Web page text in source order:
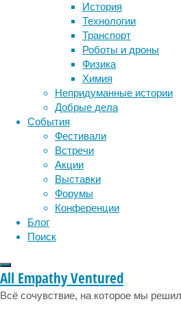
История
Технологии
Транспорт
Роботы и дроны
Физика
Химия
Непридуманные истории
Добрые дела
События
Фестивали
Встречи
Акции
Выставки
Форумы
Конференции
Блог
Поиск
All Empathy Ventured
Всё сочувствие, на которое мы
существование
положительных
эффектов
«гибридной
силы»
привела
к
гипотезе
о
том,
что
метисы
здоровее,
живут
болезням
по
инструменты и
исследования
лекарства
мозг наука
нейробиология
нейрофизиология
поведение
сон социальные проблемы
физиология
эмоции